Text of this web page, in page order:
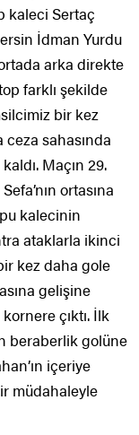
kaleci Sertaç
İdman Yurdu
arka direkte
farklı şekilde
bir kez
ceza sahasında
Maçın 29.
ortasına
kalecinin
ataklarla ikinci
kez daha gole
gelişine
çıktı. İlk
beraberlik golüne
içeriye
müdahaleyle